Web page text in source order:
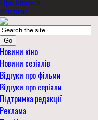
Про kinowar
Реклама
Go
Новини кіно
Новини серіалів
Відгуки про фільми
Відгуки про серіали
Підтримка редакції
Реклама